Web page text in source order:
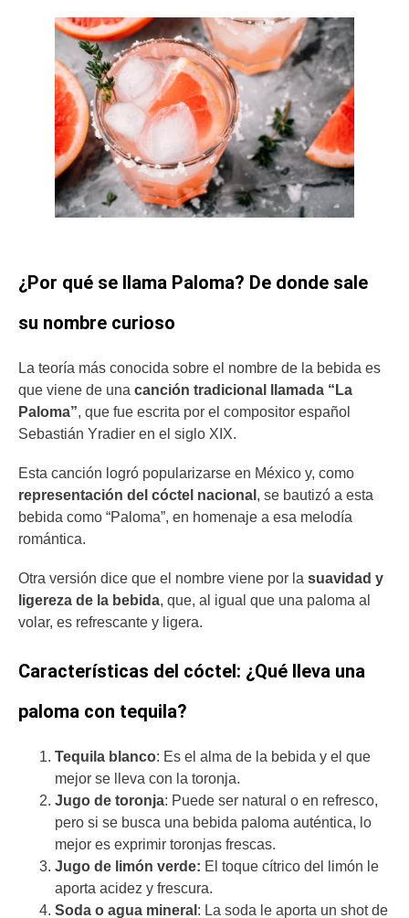
¿Por qué se llama Paloma? De donde sale
su nombre curioso
La teoría más conocida sobre el nombre de la bebida es
que viene de una canción tradicional llamada “La
Paloma”, que fue escrita por el compositor español
Sebastián Yradier en el siglo XIX.
Esta canción logró popularizarse en México y, como
representación del cóctel nacional , se bautizó a esta
bebida como “Paloma”, en homenaje a esa melodía
romántica.
Otra versión dice que el nombre viene por la suavidad y
ligereza de la bebida, que, al igual que una paloma al
volar, es refrescante y ligera.
Características del cóctel: ¿Qué lleva una
paloma con tequila?
Tequila blanco: Es el alma de la bebida y el que
mejor se lleva con la toronja.
Jugo de toronja: Puede ser natural o en refresco,
pero si se busca una bebida paloma auténtica, lo
mejor es exprimir toronjas frescas.
Jugo de limón verde: El toque cítrico del limón le
aporta acidez y frescura.
Soda o agua mineral : La soda le aporta un shot de